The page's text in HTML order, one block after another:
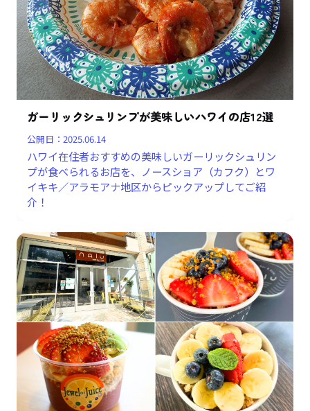
ガーリックシュリンプが美味しいハワイの店12選
公開日：2025.06.14
ハワイ在住者おすすめの美味しいガーリックシュリン
プが食べられるお店を、ノースショア（カフク）とワ
イキキ／アラモアナ地区からピックアップしてご紹
介！